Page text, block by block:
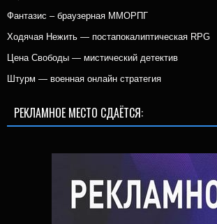
Фантазис – браузерная ММОРПГ
Ходячая Нежить — постапокалиптическая RPG
Цена Свободы — мистический детектив
Штурм — военная онлайн стратегия
РЕКЛАМНОЕ МЕСТО СДАЁТСЯ: